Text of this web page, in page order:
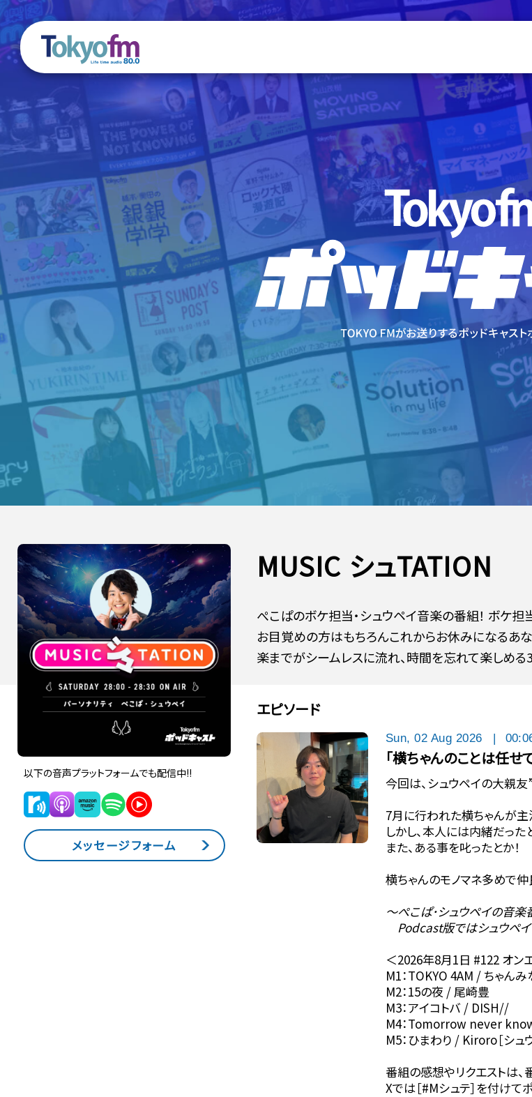
以下の音声プラットフォームでも配信中!!
メッセージフォーム
MUSIC シュTATION
ぺこぱのボケ担当・シュウペイ音楽の番組！ ボケ
お目覚めの方はもちろんこれからお休みになるあ
楽までがシームレスに流れ、時間を忘れて楽しめる
エピソード
Sun, 02 Aug 2026 |
「横ちゃんのことは任せ
今回は、シュウペイの大親友
7月に行われた横ちゃんが主
しかし、本人には内緒だった
また、ある事を叱ったとか！
横ちゃんのモノマネ多めで仲
〜ぺこぱ･シュウペイの音楽
Podcast版ではシュウペイ
＜2026年8月1日 #122 オン
M1：TOKYO 4AM / ちゃんみ
M2：15の夜 / 尾崎豊
M3：アイコトバ / DISH//
M4：Tomorrow never
M5：ひまわり / Kiroro［シュ
番組の感想やリクエストは、
Xでは［#Mシュテ］を付けて